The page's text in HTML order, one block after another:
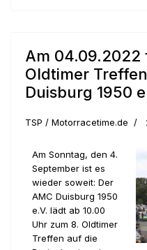
Am 04.09.2022
Oldtimer
Duisburg 1950
TSP / Motorracetime.de
Am Sonntag, den 4.
September ist es
wieder soweit: Der
AMC Duisburg 1950
e.V. lädt ab 10.00
Uhr zum 8. Oldtimer
Treffen auf die